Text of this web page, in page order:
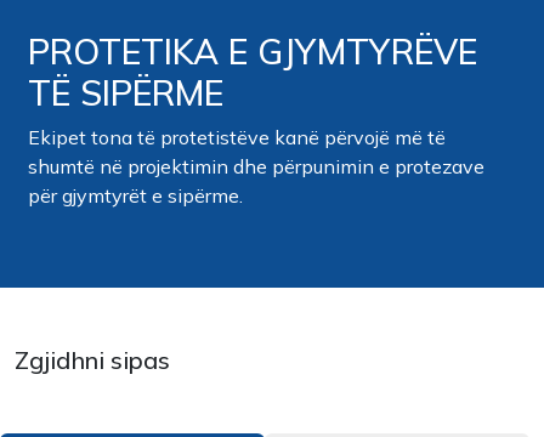
PROTETIKA E GJYMTYRËVE
TË SIPËRME
Ekipet tona të protetistëve kanë përvojë më të
shumtë në projektimin dhe përpunimin e protezave
për gjymtyrët e sipërme.
Zgjidhni sipas